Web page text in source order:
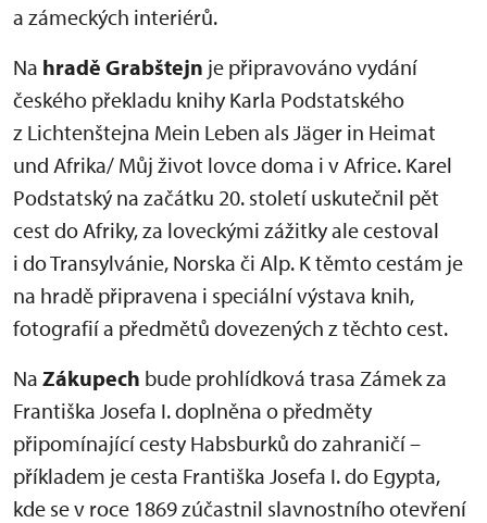
a zámeckých interiérů.
Na hradě Grabštejn je připravováno vydání
českého překladu knihy Karla Podstatského
z Lichtenštejna Mein Leben als Jäger in Heimat
und Afrika/ Můj život lovce doma i v Africe. Karel
Podstatský na začátku 20. století uskutečnil pět
cest do Afriky, za loveckými zážitky ale cestoval
i do Transylvánie, Norska či Alp. K těmto cestám je
na hradě připravena i speciální výstava knih,
fotografií a předmětů dovezených z těchto cest.
Na Zákupech bude prohlídková trasa Zámek za
Františka Josefa I. doplněna o předměty
připomínající cesty Habsburků do zahraničí –
příkladem je cesta Františka Josefa I. do Egypta,
kde se v roce 1869 zúčastnil slavnostního otevření